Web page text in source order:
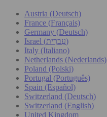
Austria (Deutsch)
France (Français)
Germany (Deutsch)
Israel (עִברִית)
Italy (Italiano)
Netherlands (Nederlands)
Poland (Polski)
Portugal (Português)
Spain (Español)
Switzerland (Deutsch)
Switzerland (English)
United Kingdom